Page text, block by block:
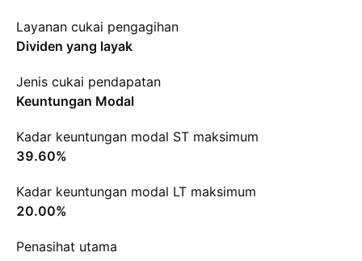
Layanan cukai pengagihan
Dividen yang layak
Jenis cukai pendapatan
Keuntungan Modal
Kadar keuntungan modal ST maksimum
39.60%
Kadar keuntungan modal LT maksimum
20.00%
Penasihat utama